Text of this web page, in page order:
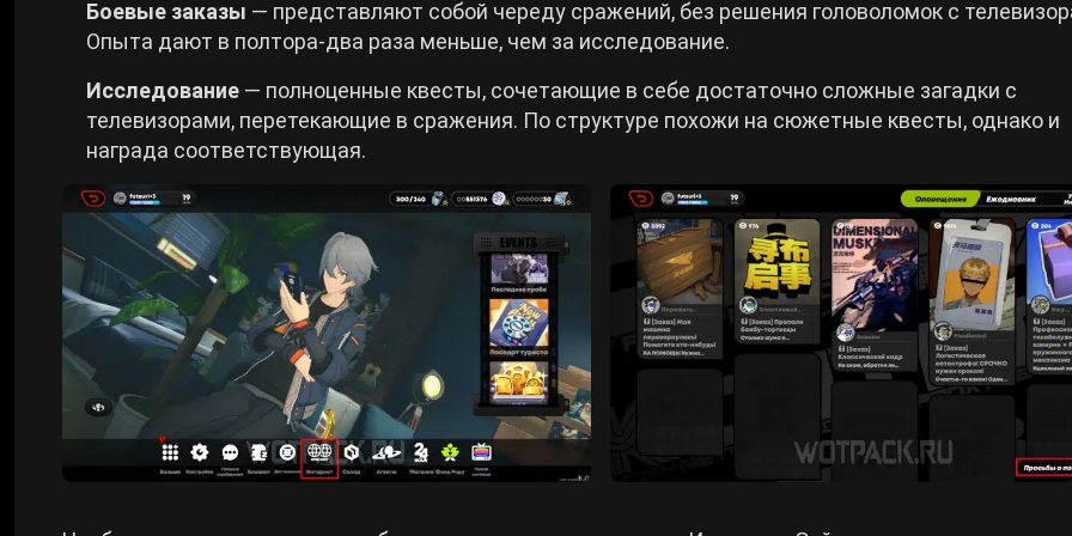
Боевые заказы — представляют собой череду сражений, без решения головоломок с
Опыта дают в полтора-два раза меньше, чем за исследование.
Исследование — полноценные квесты, сочетающие в себе достаточно сложные загадки с
телевизорами, перетекающие в сражения. По структуре похожи на сюжетные квесты, однако и
награда соответствующая.